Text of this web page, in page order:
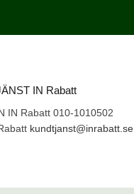
IN Rabatt
IN Rabatt 010-1010502
kundtjanst@inrabatt.se